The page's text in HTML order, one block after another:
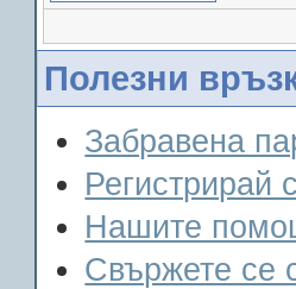
Полезни
Забравена
Регистрирай
Нашите
Свържете се